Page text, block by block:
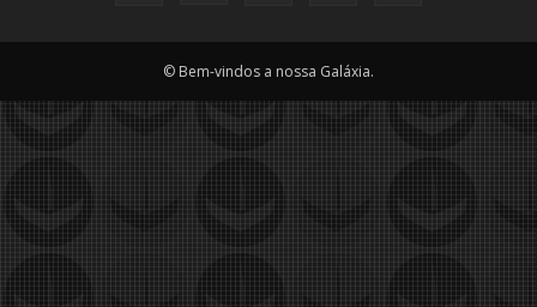
© Bem-vindos a nossa Galáxia.